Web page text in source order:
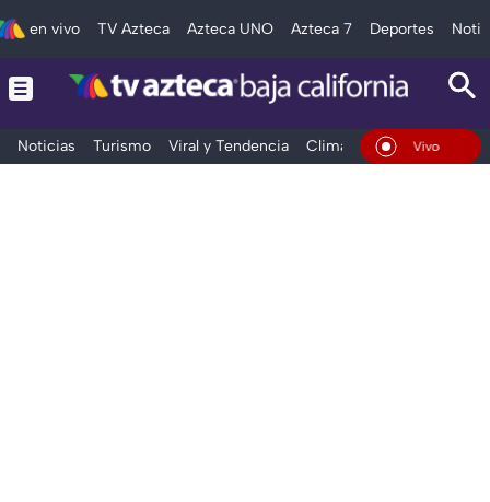
en vivo TV Azteca Azteca UNO Azteca 7 Deportes
Noticias Turismo Viral y Tendencia Clima Deportes
En Vivo